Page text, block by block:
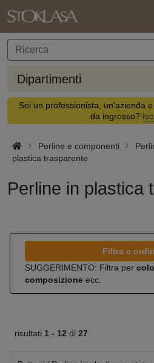
Dipartimenti
Sei un professionista, un'azienda
da ingrosso?
Perline e componenti
plastica trasparente
Perline in plastica
Filtra e
SUGGERIMENTO: Filtra per
composizione ecc.
risultati 1 - 12 di 27